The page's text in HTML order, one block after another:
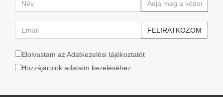
Elolvastam az Adatkezelési tájékoztatót
Hozzájárulok adataim kezeléséhez